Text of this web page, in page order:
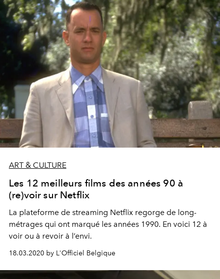
ART & CULTURE
Les 12 meilleurs films des années 90 à
(re)voir sur Netflix
La plateforme de streaming Netflix regorge de long-
métrages qui ont marqué les années 1990. En voici 12 à
voir ou à revoir à l’envi.
18.03.2020 by L'Officiel Belgique